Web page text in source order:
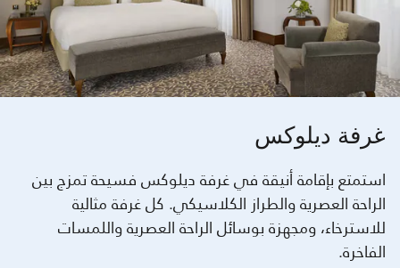
غرفة ديلوكس
استمتع بإقامة أنيقة في غرفة ديلوكس فسيحة تمزج بين
الراحة العصرية والطراز الكلاسيكي. كل غرفة مثالية
للاسترخاء، ومجهزة بوسائل الراحة العصرية واللمسات
الفاخرة.